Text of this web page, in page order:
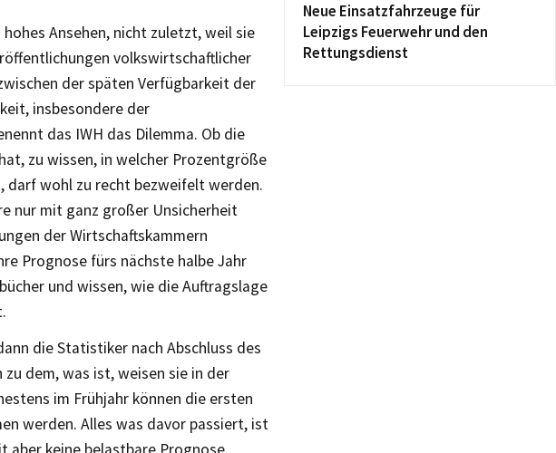
Ansehen, nicht zuletzt, weil sie
volkswirtschaftlicher
der späten Verfügbarkeit der
insbesondere der
das IWH das Dilemma. Ob die
zu wissen, in welcher Prozentgröße
darf wohl zu recht bezweifelt werden.
nur mit ganz großer Unsicherheit
der Wirtschaftskammern
Prognose fürs nächste halbe Jahr
und wissen, wie die Auftragslage
die Statistiker nach Abschluss des
dem, was ist, weisen sie in der
im Frühjahr können die ersten
werden. Alles was davor passiert, ist
Neue Einsatzfahrzeuge für
Leipzigs Feuerwehr und den
Rettungsdienst